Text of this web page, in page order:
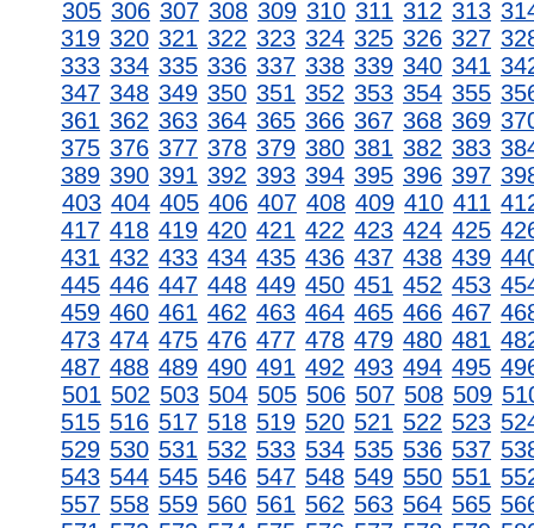
305 306 307 308 309 310 311 312 313
319 320 321 322 323 324 325 326 327
333 334 335 336 337 338 339 340 341
347 348 349 350 351 352 353 354 355
361 362 363 364 365 366 367 368 369
375 376 377 378 379 380 381 382 383
389 390 391 392 393 394 395 396 397
403 404 405 406 407 408 409 410 411
417 418 419 420 421 422 423 424 425
431 432 433 434 435 436 437 438 439
445 446 447 448 449 450 451 452 453
459 460 461 462 463 464 465 466 467
473 474 475 476 477 478 479 480 481
487 488 489 490 491 492 493 494 495
501 502 503 504 505 506 507 508 509
515 516 517 518 519 520 521 522 523
529 530 531 532 533 534 535 536 537
543 544 545 546 547 548 549 550 551
557 558 559 560 561 562 563 564 565